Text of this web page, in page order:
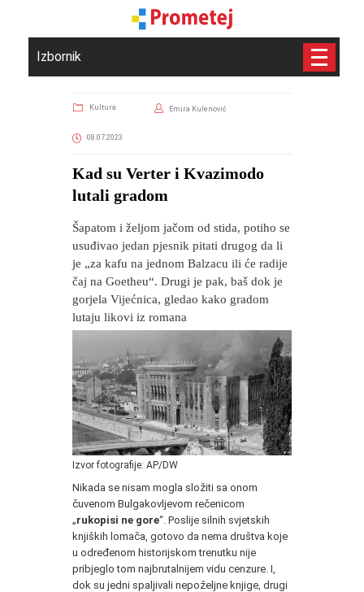
Izbornik
Kultura Emira Kulenović
08.07.2023
Kad su Verter i Kvazimodo
lutali gradom
Šapatom i željom jačom od stida, potiho se
usuđivao jedan pjesnik pitati drugog da li
je „za kafu na jednom Balzacu ili će radije
čaj na Goetheu“. Drugi je pak, baš dok je
gorjela Vijećnica, gledao kako gradom
lutaju likovi iz romana
Izvor fotografije: AP/DW
Nikada se nisam mogla složiti sa onom
čuvenom Bulgakovljevom rečenicom
„rukopisi ne gore“. Poslije silnih svjetskih
knjiških lomača, gotovo da nema društva koje
u određenom historijskom trenutku nije
pribjeglo tom najbrutalnijem vidu cenzure. I,
dok su jedni spaljivali nepoželjne knjige, drugi